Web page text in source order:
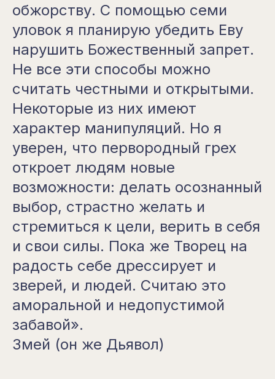
обжорству. С помощью семи
уловок я планирую убедить Еву
нарушить Божественный запрет.
Не все эти способы можно
считать честными и открытыми.
Некоторые из них имеют
характер манипуляций. Но я
уверен, что первородный грех
откроет людям новые
возможности: делать осознанный
выбор, страстно желать и
стремиться к цели, верить в себя
и свои силы. Пока же Творец на
радость себе дрессирует и
зверей, и людей. Считаю это
аморальной и недопустимой
забавой».
Змей (он же Дьявол)